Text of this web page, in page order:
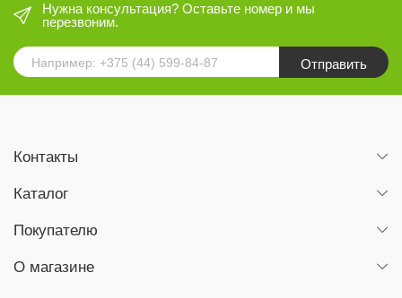
Нужна консультация? Оставьте номер и мы
перезвоним.
Отправить
Контакты
Каталог
Покупателю
О магазине